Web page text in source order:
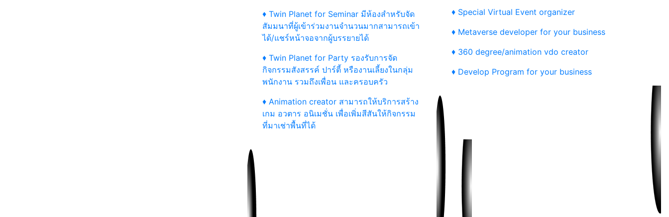
♦ Twin Planet for Seminar มีห้องสำหรับจัด
สัมมนาที่ผู้เข้าร่วมงานจำนวนมากสามารถเข้า
ได้/แชร์หน้าจอจากผู้บรรยายได้
♦ Twin Planet for Party รองรับการจัด
กิจกรรมสังสรรค์ ปาร์ตี้ หรืองานเลี้ยงในกลุ่ม
พนักงาน รวมถึงเพื่อน และครอบครัว
♦ Animation creator สามารถให้บริการสร้าง
เกม อวตาร อนิเมชั่น เพื่อเพิ่มสีสันให้กิจกรรม
ที่มาเช่าพื้นที่ได้
♦ Special Virtual Event organizer
♦ Metaverse developer for your business
♦ 360 degree/animation vdo creator
♦ Develop Program for your business